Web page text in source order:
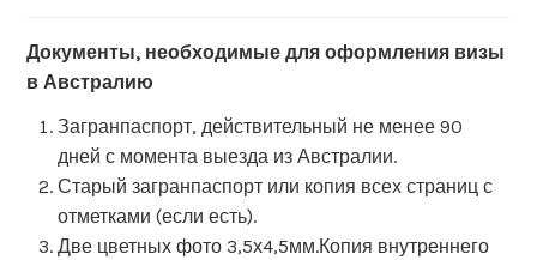
Документы, необходимые для оформления визы
в Австралию
Загранпаспорт, действительный не менее 90
дней с момента выезда из Австралии.
Старый загранпаспорт или копия всех страниц с
отметками (если есть).
Две цветных фото 3,5х4,5мм.Копия внутреннего